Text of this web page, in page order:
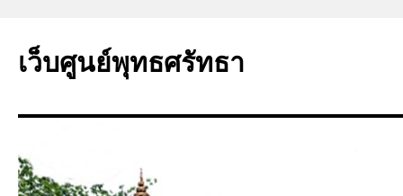
ยัง
เว็บศูนย์พุทธศรัทธา